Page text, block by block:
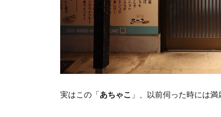
実はこの「あちゃこ 」、以前伺った時には